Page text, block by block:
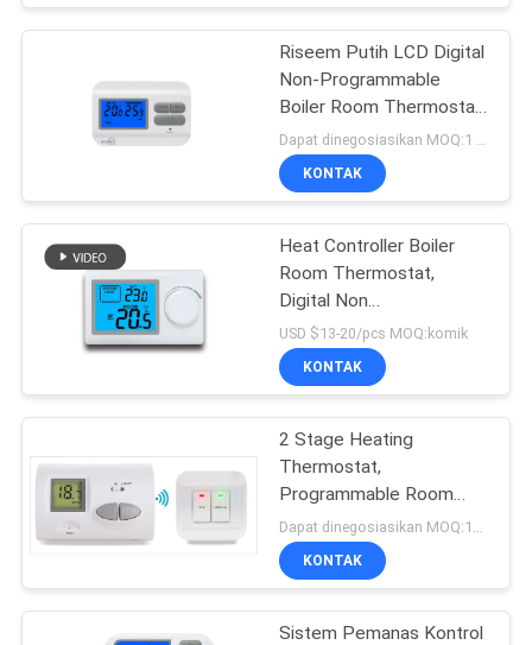
Termostat kamar
elektronik
Ruang boiler
termostat
110
Ruang RF termostat
113
Riseem Putih LCD Digital
Non-Programmable
Boiler Room Thermostat
untuk Pemanasan
Dapat dinegosiasikan MOQ:1 potong
KONTAK
Heat Controller Boiler
Room Thermostat,
Digital Non
Programmable
Thermostat Large
Screen
USD $13-20/pcs MOQ:komik
KONTAK
2 Stage Heating
Thermostat,
Programmable Room
Thermostat Untuk Combi
Boiler
KONTAK
Sistem Pemanas Kontrol